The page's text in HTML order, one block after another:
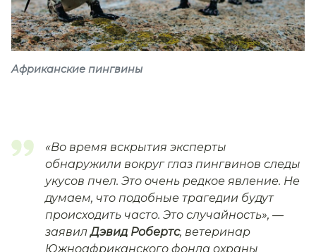
Африканские пингвины
«Во время вскрытия эксперты
обнаружили вокруг глаз пингвинов следы
укусов пчел. Это очень редкое явление. Не
думаем, что подобные трагедии будут
происходить часто. Это случайность», —
заявилДэвид Робертс, ветеринар
Южноафриканского фонда охраны